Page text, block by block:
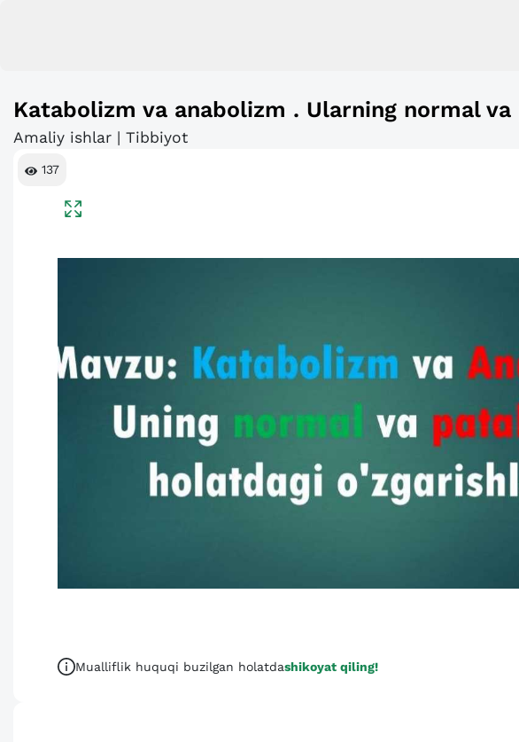
Katabolizm va anabolizm . Ularning normal
Amaliy ishlar | Tibbiyot
137
Mualliflik huquqi buzilgan holatdashikoyat qiling!